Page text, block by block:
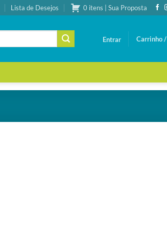
Lista de Desejos 0 itens | Sua Proposta
Entrar Carrinho /